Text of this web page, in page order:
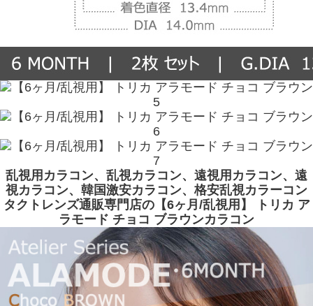
乱視用カラコン、乱視カラコン、遠視用カラコン、遠
視カラコン、韓国激安カラコン、格安乱視カラーコン
タクトレンズ通販専門店の【6ヶ月/乱視用】 トリカ ア
ラモード チョコ ブラウンカラコン